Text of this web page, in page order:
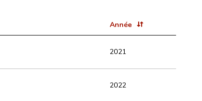
Année
2021
2022